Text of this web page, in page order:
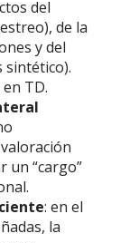
del
de la
y del
sintético).
TD.
un “cargo”
: en el
la